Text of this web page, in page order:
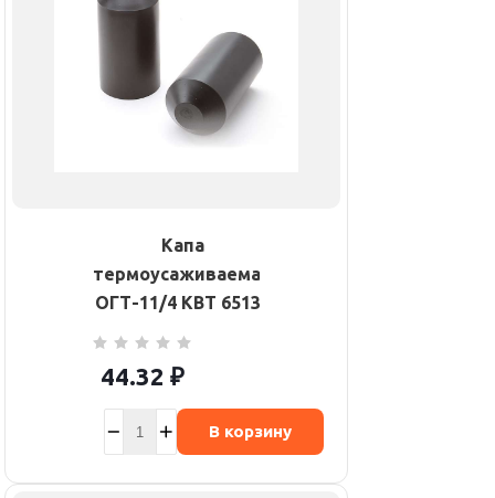
Капа
термоусаживаемая
ОГТ-11/4 КВТ 65136
44.32 ₽
В корзину